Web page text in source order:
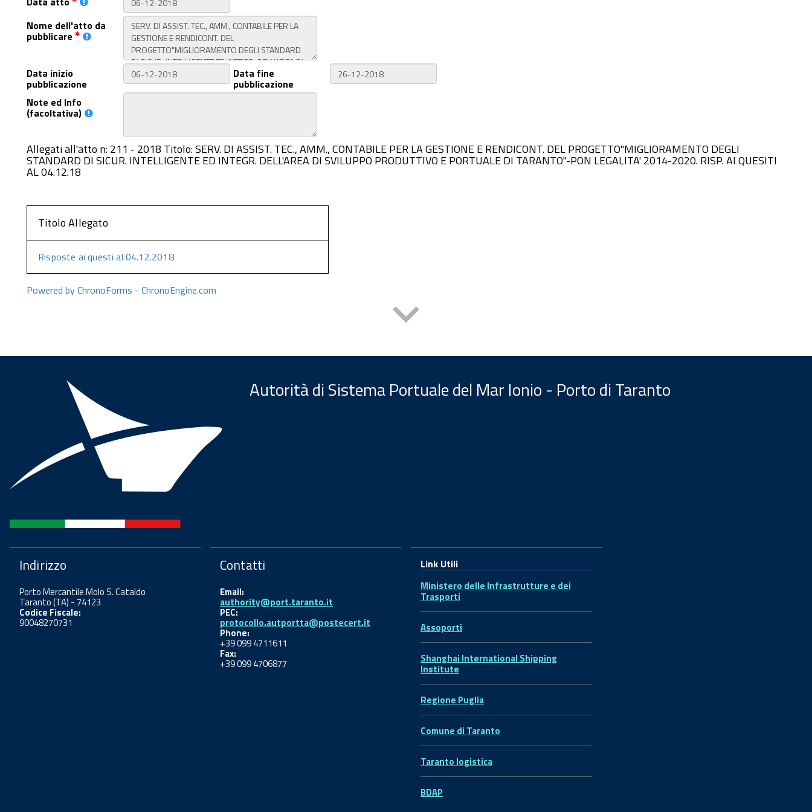
Nome dell'atto da
pubblicare
Data inizio
pubblicazione
Data fine
pubblicazione
Note ed Info
(facoltativa)
Allegati all'atto n: 211 - 2018 Titolo: SERV. DI ASSIST. TEC., AMM., CONTABILE PER LA GESTIONE E RENDICONT. DEL PROGETTO"MIGLIORAMENTO DEGLI
STANDARD DI SICUR. INTELLIGENTE ED INTEGR. DELL'AREA DI SVILUPPO PRODUTTIVO E PORTUALE DI TARANTO"-PON LEGALITA' 2014-2020. RISP. AI QUESITI
AL 04.12.18
Titolo Allegato
Risposte ai questi al 04.12.2018
Powered by ChronoForms - ChronoEngine.com
Autorità di Sistema Portuale del Mar Ionio - Porto di Taranto
Indirizzo
Porto Mercantile Molo S. Cataldo
Taranto (TA) - 74123
Codice Fiscale:
90048270731
Contatti
Email:
authority@port.taranto.it
PEC:
protocollo.autportta@postecert.it
Phone:
+39 099 4711611
Fax:
+39 099 4706877
Link Utili
Ministero delle Infrastrutture e dei
Trasporti
Assoporti
Shanghai International Shipping
Institute
Regione Puglia
Comune di Taranto
Taranto logistica
BDAP